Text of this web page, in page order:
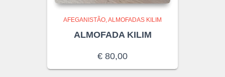
AFEGANISTÃO ALMOFADAS KILIM
ALMOFADA KILIM
€ 80,00